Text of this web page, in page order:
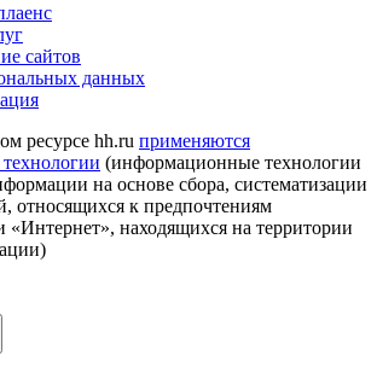
сайтов
данных
ресурсе hh.ru применяются
(информационные технологии
на основе сбора, систематизации
относящихся к предпочтениям
«Интернет», находящихся на территории